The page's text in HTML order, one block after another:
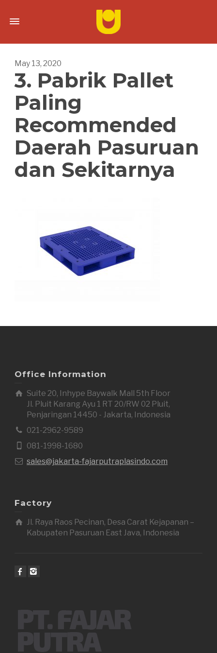
May 13, 2020
3. Pabrik Pallet
Paling
Recommended
Daerah Pasuruan
dan Sekitarnya
Office Information
Suite 20, Inhype Baywalk Mall 5th Floor
Jl. Pluit Karang Ayu 1 RT 20/RW 02 Pluit,
Penjaringan 14450 - Jakarta, Indonesia
021-2962-9589
081-1998-1680
sales@jakarta-fajarputraplasindo.com
Factory
Jl. Raya Raos Pecinan, Desa Carat Kejapanan –
Kabupaten Pasuruan East Java, Indonesia